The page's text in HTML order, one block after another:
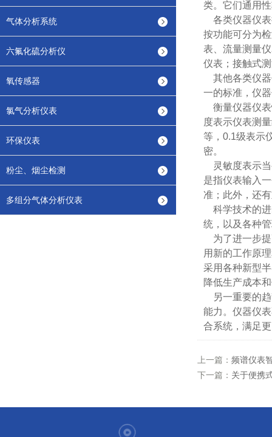
气体分析系统
六氟化硫分析仪
氧传感器
氯气分析仪表
环保仪表
粉尘、烟尘检测
多组分气体分析仪表
类。它们通用
各类仪器仪表
按功能可分为
表、流量测量
仪表；接触式
其他各类仪器
一的标准，仪
衡量仪器仪表
度表示仪表测
等，0.1级表示
密。
灵敏度表示当
是指仪表输入
准；此外，还
科学技术的进
统，以及各种
为了进一步提
用新的工作原
采用各种新型
降低生产成本
另一重要的趋
能力。仪器仪
合系统，满足
上一篇： 频谱仪表
下一篇： 关于便携